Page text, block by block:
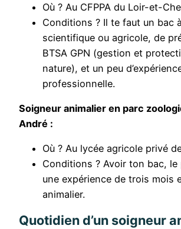
Où ? Au CFPPA du Loir-et-
Conditions ? Il te faut un bac
scientifique ou agricole, de
BTSA GPN (gestion et
nature), et un peu
professionnelle.
Soigneur animalier en parc
André :
Où ? Au lycée agricole privé
Conditions ? Avoir ton bac, le
une expérience de trois mois
animalier.
Quotidien d’un soigneur